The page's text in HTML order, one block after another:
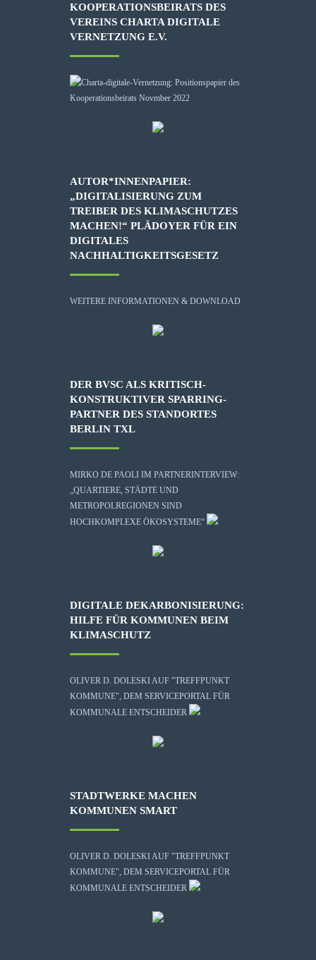
KOOPERATIONSBEIRATS DES
VEREINS CHARTA DIGITALE
VERNETZUNG E.V.
AUTOR*INNENPAPIER:
„DIGITALISIERUNG ZUM
TREIBER DES KLIMASCHUTZES
MACHEN!“ PLÄDOYER FÜR EIN
DIGITALES
NACHHALTIGKEITSGESETZ
WEITERE INFORMATIONEN & DOWNLOAD
DER BVSC ALS KRITISCH-
KONSTRUKTIVER SPARRING-
PARTNER DES STANDORTES
BERLIN TXL
MIRKO DE PAOLI IM PARTNERINTERVIEW:
„QUARTIERE, STÄDTE UND
METROPOLREGIONEN SIND
HOCHKOMPLEXE ÖKOSYSTEME“
DIGITALE DEKARBONISIERUNG:
HILFE FÜR KOMMUNEN BEIM
KLIMASCHUTZ
OLIVER D. DOLESKI AUF "TREFFPUNKT
KOMMUNE", DEM SERVICEPORTAL FÜR
KOMMUNALE ENTSCHEIDER
STADTWERKE MACHEN
KOMMUNEN SMART
OLIVER D. DOLESKI AUF "TREFFPUNKT
KOMMUNE", DEM SERVICEPORTAL FÜR
KOMMUNALE ENTSCHEIDER